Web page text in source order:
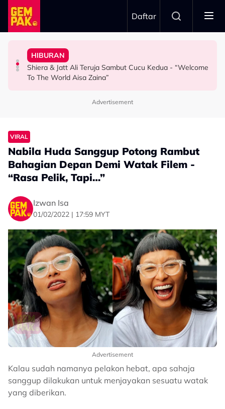
Skip to main content
Daftar
HIBURAN
Khairul Aming Pilih Merdeka 118 Sebagai Lokasi Lancar
Produk Baharu - “Menitik Air Mata…”
HIBURAN
Shiera & Jatt Ali Teruja Sambut Cucu Kedua - “Welcome
To The World Aisa Zaina”
SELEBRITI
"Agak Lucah & Melampau" - Kamal Adli Tegur Video
Promosi Drama AI Di Tiktok
HIBURAN
“Mak Cik Saya Berniaga Pondok Buruk, Dia Selalu…” -
Kebaikan Amira Othman 10 Tahun Lalu Jadi Bualan
Advertisement
VIRAL
Nabila Huda Sanggup Potong Rambut
Bahagian Depan Demi Watak Filem -
“Rasa Pelik, Tapi…”
Izwan Isa
01/02/2022 | 17:59 MYT
Advertisement
Kalau sudah namanya pelakon hebat, apa sahaja
sanggup dilakukan untuk menjayakan sesuatu watak
yang diberikan.